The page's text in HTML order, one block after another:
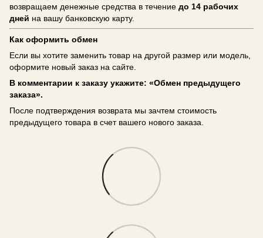
возвращаем денежные средства в течение до 14 рабочих
дней на вашу банковскую карту.
Как оформить обмен
Если вы хотите заменить товар на другой размер или модель,
оформите новый заказ на сайте.
В комментарии к заказу укажите: «Обмен предыдущего
заказа».
После подтверждения возврата мы зачтем стоимость
предыдущего товара в счет вашего нового заказа.